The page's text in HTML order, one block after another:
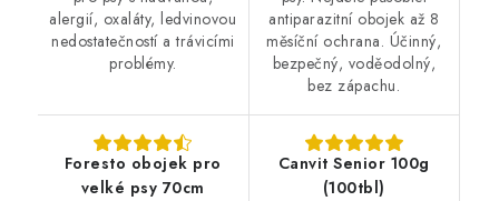
alergií, oxaláty, ledvinovou
nedostatečností a trávicími
problémy.
antiparazitní obojek až 8
měsíční ochrana. Účinný,
bezpečný, voděodolný,
bez zápachu.
Foresto obojek pro
velké psy 70cm
Canvit Senior 100g
(100tbl)